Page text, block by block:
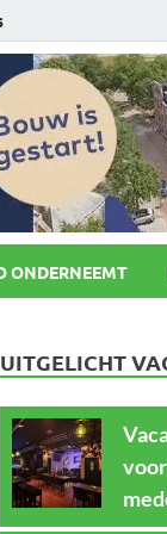
ONDERNEEMT
UITGELICHT